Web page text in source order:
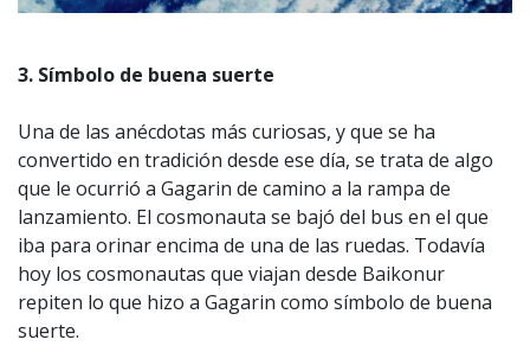
3. Símbolo de buena suerte
Una de las anécdotas más curiosas, y que se ha
convertido en tradición desde ese día, se trata de algo
que le ocurrió a Gagarin de camino a la rampa de
lanzamiento. El cosmonauta se bajó del bus en el que
iba para orinar encima de una de las ruedas. Todavía
hoy los cosmonautas que viajan desde Baikonur
repiten lo que hizo a Gagarin como símbolo de buena
suerte.